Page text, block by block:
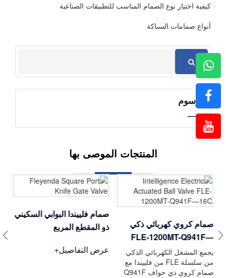
كيفية اختيار نوع الصمام المناسب للتطبيقات الصناعية
أنواع صمامات السباكة
الوسوم
المنتجات الموصى بها
صمام كروي كهربائي ذكي
FLE-1200MT-Q941F—
16C
يجمع المشغل الكهربائي الذكي
من سلسلة FLE من فلييندا مع
صمام كروي ذي حواف Q941F
صمام فلييندا البوابي السكيني
ذو المقطع المربع
عرض التفاصيل+